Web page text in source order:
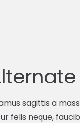
sagittis a
felis neque,